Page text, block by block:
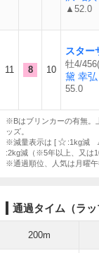
▲52.0
11 8 10
スター
牡4/
黛 幸弘
55.0
※Bはブリンカーの有無。
ッズ。
※減量表示は [
:1kg減
:2kg減（※5年以上、又は
※通過順位、人気は月曜午
通過タイム（ラッ
200m